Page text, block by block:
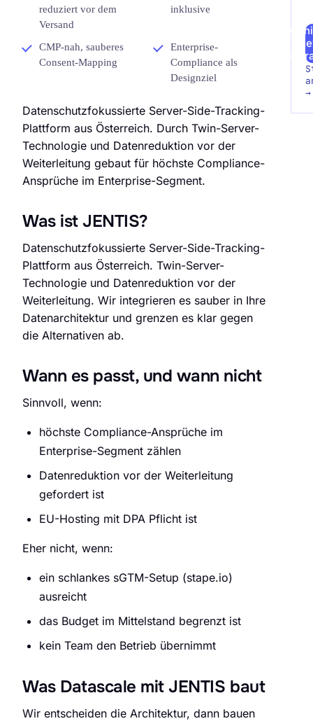
reduziert vor dem
Versand
inklusive
CMP-nah, sauberes
Consent-Mapping
Enterprise-
Compliance als
Designziel
Datenschutzfokussierte Server-Side-Tracking-
Plattform aus Österreich. Durch Twin-Server-
Technologie und Datenreduktion vor der
Weiterleitung gebaut für höchste Compliance-
Ansprüche im Enterprise-Segment.
Was ist JENTIS?
Datenschutzfokussierte Server-Side-Tracking-
Plattform aus Österreich. Twin-Server-
Technologie und Datenreduktion vor der
Weiterleitung. Wir integrieren es sauber in Ihre
Datenarchitektur und grenzen es klar gegen
die Alternativen ab.
Wann es passt, und wann nicht
Sinnvoll, wenn:
höchste Compliance-Ansprüche im
Enterprise-Segment zählen
Datenreduktion vor der Weiterleitung
gefordert ist
EU-Hosting mit DPA Pflicht ist
Eher nicht, wenn:
ein schlankes sGTM-Setup (stape.io)
ausreicht
das Budget im Mittelstand begrenzt ist
kein Team den Betrieb übernimmt
Was Datascale mit JENTIS baut
Wir entscheiden die Architektur, dann bauen
→